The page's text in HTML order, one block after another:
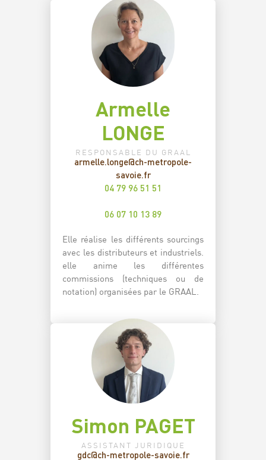
Armelle
LONGE
RESPONSABLE DU GRAAL
armelle.longe@ch-metropole-
savoie.fr
04 79 96 51 51
06 07 10 13 89
Elle réalise les différents sourcings
avec les distributeurs et industriels.
elle anime les différentes
commissions (techniques ou de
notation) organisées par le GRAAL.
Simon PAGET
ASSISTANT JURIDIQUE
gdc@ch-metropole-savoie.fr